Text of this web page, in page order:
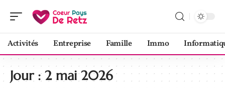
Activités Entreprise Famille Immo
Jour :2 mai 2026